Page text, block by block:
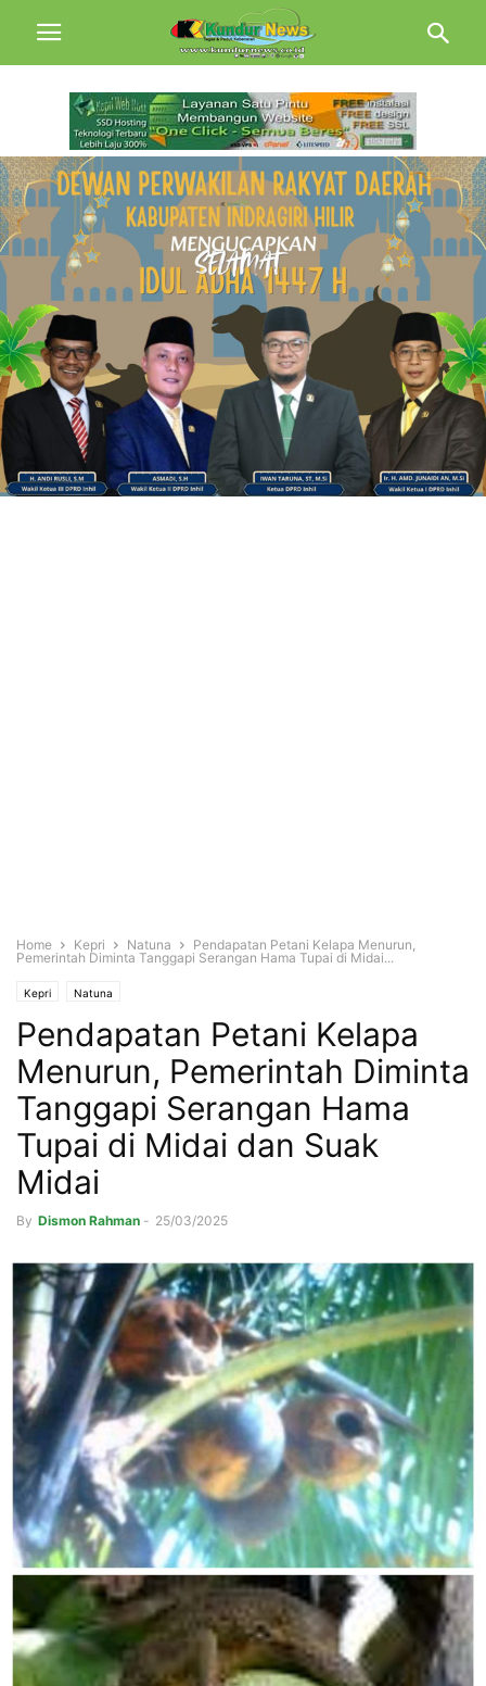
Home Kepri Natuna
Pendapatan Petani Kelapa Menurun,
Pemerintah Diminta Tanggapi Serangan Hama Tupai di Midai...
Kepri Natuna
Pendapatan Petani Kelapa
Menurun, Pemerintah Diminta
Tanggapi Serangan Hama
Tupai di Midai dan Suak
Midai
By Dismon Rahman - 25/03/2025